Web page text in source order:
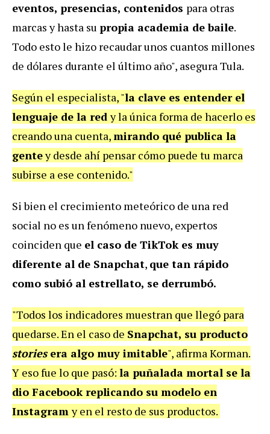
eventos, presencias, contenidos para otras
marcas y hasta su propia academia de baile.
Todo esto le hizo recaudar unos cuantos millones
de dólares durante el último año", asegura Tula.
Según el especialista, "la clave es entender el
lenguaje de la redy la única forma de hacerlo es
creando una cuenta,mirando qué publica la
gentey desde ahí pensar cómo puede tu marca
subirse a ese contenido."
Si bien el crecimiento meteórico de una red
social no es un fenómeno nuevo, expertos
coinciden que el caso de TikTok es muy
diferente al de Snapchat, que tan rápido
como subió al estrellato, se derrumbó.
"Todos los indicadores muestran que llegó para
quedarse. En el caso de Snapchat, su producto
storiesera algo muy imitable", afirma Korman.
Y eso fue lo que pasó: la puñalada mortal se la
dio Facebook replicando su modelo en
Instagramy en el resto de sus productos.